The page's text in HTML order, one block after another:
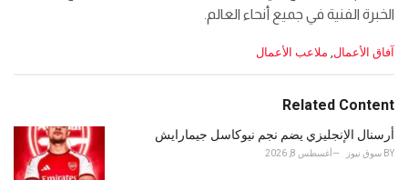
الخبرة الفنية في جميع أنحاء العالم.
C
e
o
r
آفاق الأعمال, ملاعب الأعمال
Related Content
أرسنال الإنجليزي يضم نجم نيوكاسل جيمارايش
BY سوق نيوز أغسطس 8, 2026